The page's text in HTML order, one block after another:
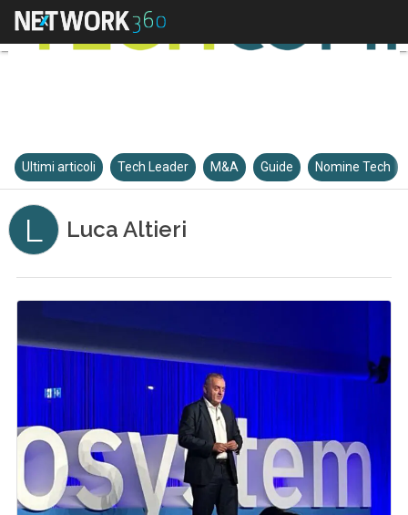
Ultimi articoli Tech Leader M&A Guide Nomine Tech
L Luca Altieri